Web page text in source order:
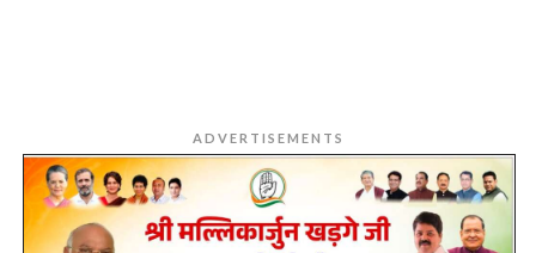
ADVERTISEMENTS